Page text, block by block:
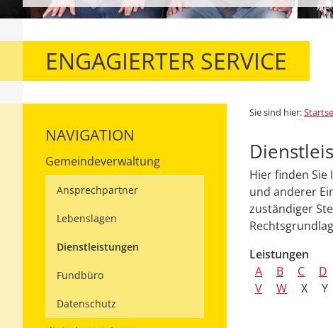
ENGAGIERTER SERVICE
NAVIGATION
Gemeindeverwaltung
Ansprechpartner
Lebenslagen
Dienstleistungen
Fundbüro
Datenschutz
Sie sind hier:
Hier finden
und anderer
zuständiger
Leistungen
A
B C D
V
W X Y